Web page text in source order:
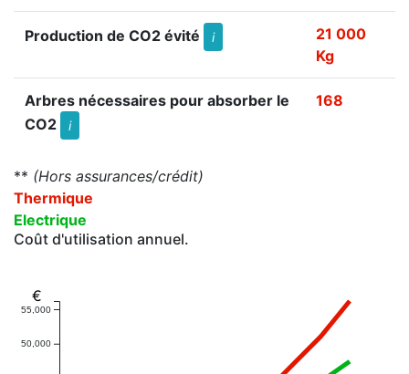
Production de CO2 évité i
21 000
Kg
Arbres nécessaires pour absorber le
CO2
i
168
** (Hors assurances/crédit)
Thermique
Electrique
Coût d'utilisation annuel.
50,000
55,000
€